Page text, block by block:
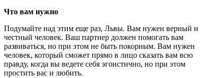
Что вам нужно
Подумайте над этим еще раз, Львы. Вам нужен верный и
честный человек. Ваш партнер должен помогать вам
развиваться, но при этом не быть покорным. Вам нужен
человек, который сможет прямо в лицо сказать вам всю
правду, когда вы ведете себя эгоистично, но при этом
простить вас и любить.